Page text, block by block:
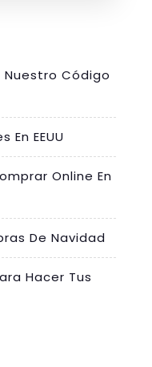
Nuestro Código
EEUU
Online En
De Navidad
Hacer Tus